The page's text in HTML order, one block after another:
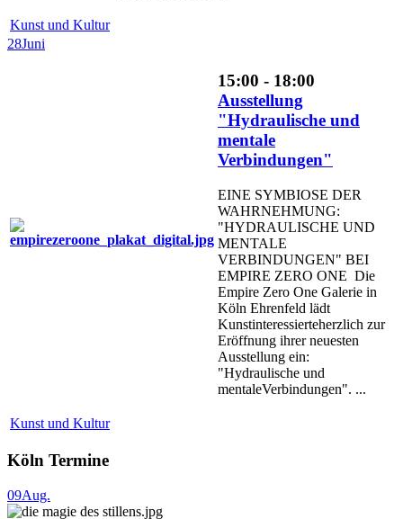
Kunst und Kultur
28Juni
15:00 - 18:00
Ausstellung
"Hydraulische und
mentale
Verbindungen"
EINE SYMBIOSE DER
WAHRNEHMUNG:
"HYDRAULISCHE UND
MENTALE
VERBINDUNGEN" BEI
EMPIRE ZERO ONE Die
Empire Zero One Galerie in
Köln Ehrenfeld lädt
Kunstinteressierteherzlich zur
Eröffnung ihrer neuesten
Ausstellung ein:
"Hydraulische und
mentaleVerbindungen". ...
Kunst und Kultur
Köln Termine
09Aug.